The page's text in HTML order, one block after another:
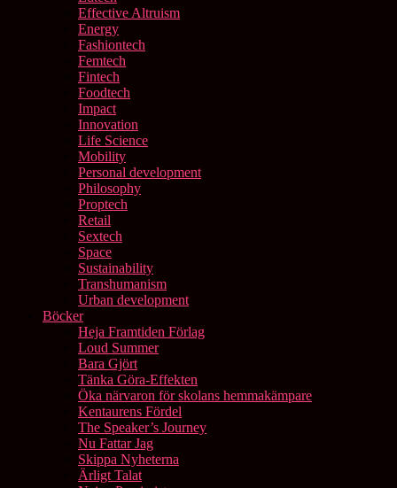
Effective Altruism
Energy
Fashiontech
Femtech
Fintech
Foodtech
Impact
Innovation
Life Science
Mobility
Personal development
Philosophy
Proptech
Retail
Sextech
Space
Sustainability
Transhumanism
Urban development
Böcker
Heja Framtiden Förlag
Loud Summer
Bara Gjört
Tänka Göra-Effekten
Öka närvaron för skolans hemmakämpare
Kentaurens Fördel
The Speaker’s Journey
Nu Fattar Jag
Skippa Nyheterna
Ärligt Talat